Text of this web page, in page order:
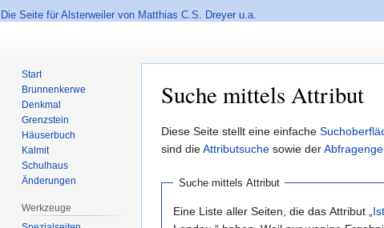
Die Seite für Alsterweiler von Matthias C.S. Dreyer u.a.
Suche mittels Attribut
Zur
Navigation
Zur
Suche
Diese Seite stellt eine einfache
sind dieAttributsuche sowie der
Suche mittels Attribut
Eine Liste aller Seiten, die das Attribut „
Start
Brunnenkerwe
Denkmal
Grenzstein
Häuserbuch
Kalmit
Schulhaus
Änderungen
Werkzeuge